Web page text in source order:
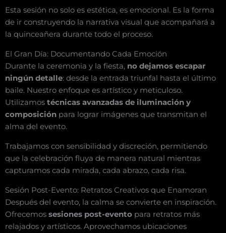
Esta sesión no solo es estética, es emocional. Es la forma
de ir construyendo la narrativa visual que acompañará a
la quinceañera durante todo el proceso.
El Gran Día: Documentando Cada Emoción
Durante la ceremonia y la fiesta, no dejamos escapar
ningún detalle: desde la entrada triunfal hasta el último
baile. Nuestro enfoque es artístico y meticuloso.
Utilizamos técnicas avanzadas de iluminación y
composición para lograr imágenes que transmitan el
alma del evento.
Trabajamos con sensibilidad y discreción, permitiendo
que la celebración fluya de manera natural mientras
capturamos cada mirada, cada abrazo, cada risa.
Sesión Post-Evento: Retratos Creativos que Enamoran
Después del evento, la calma se convierte en inspiración.
Ofrecemos sesiones post-evento para retratos más
relajados y artísticos. Aprovechamos ubicaciones